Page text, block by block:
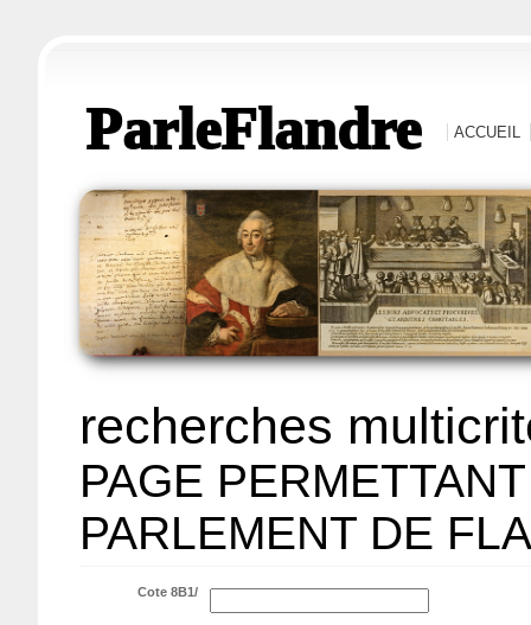
ParleFlandre ACCUEIL
recherches
PAGE
PARLEMENT DE
Cote 8B1/